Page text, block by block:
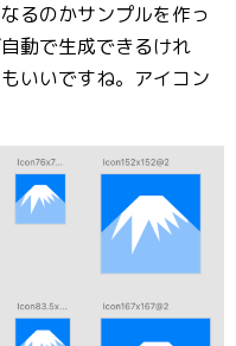
るのかサンプルを作っ
動で生成できるけれ
いいですね。アイコン